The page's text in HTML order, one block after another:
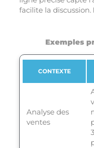
facilite la discussion.
Exemples
CONTEXTE
Analyse des
ventes